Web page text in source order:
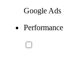
Google Ads
Performance